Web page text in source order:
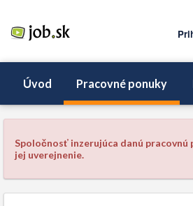
Úvod Pracovné ponuky
Spoločnosť inzerujúca danú pracovnú
jej uverejnenie.